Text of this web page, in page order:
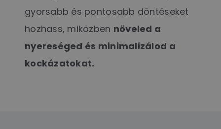
gyorsabb és pontosabb döntéseket
hozhass, miközben növeled a
nyereséged és minimalizálod a
kockázatokat.